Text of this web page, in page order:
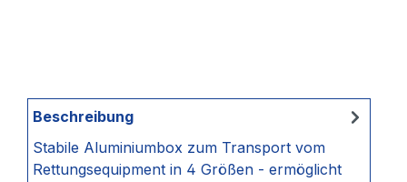
Beschreibung
Stabile Aluminiumbox zum Transport vom
Rettungsequipment in 4 Größen - ermöglicht